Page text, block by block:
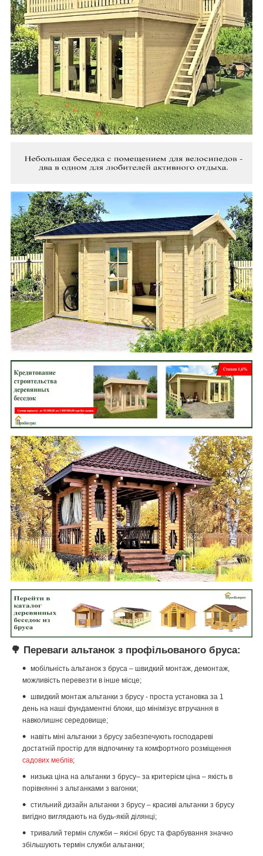
🌳 Переваги альтанок з профільованого бруса:
мобільність альтанок з бруса – швидкий монтаж, демонтаж,
можливість перевезти в інше місце;
швидкий монтаж альтанки з брусу - проста установка за 1
день на наші фундаментні блоки, що мінімізує втручання в
навколишнє середовище;
навіть міні альтанки з брусу забезпечують господареві
достатній простір для відпочинку та комфортного розміщення
садових меблів;
низька ціна на альтанки з брусу– за критерієм ціна – якість в
порівнянні з альтанками з вагонки;
стильний дизайн альтанки з брусу – красиві альтанки з брусу
вигідно виглядають на будь-якій ділянці;
тривалий термін служби – якісні брус та фарбування значно
збільшують термін служби альтанки;